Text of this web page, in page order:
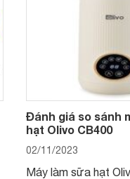
Đánh giá so sánh
hạt Olivo CB400
02/11/2023
Máy làm sữa hạt